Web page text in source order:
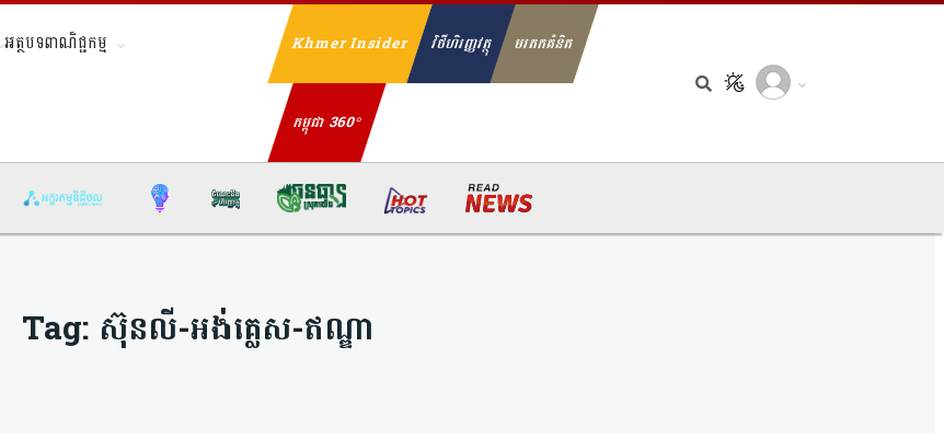
អត្ថបទពាណិជ្ជកម្ម Khmer Insider វិថីហិរញ្ញវត្ថុ មរតកគំនិត
កម្ពុជា 360°
Tag: ស៊ុនលី-អង់គ្លេស-ឥណ្ឌា